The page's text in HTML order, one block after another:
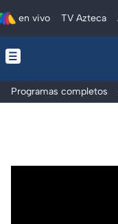
en vivo TV Azteca
Programas completos